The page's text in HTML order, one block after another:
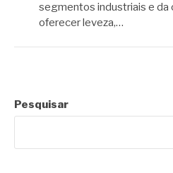
segmentos industriais e da
oferecer leveza,…
Pesquisar